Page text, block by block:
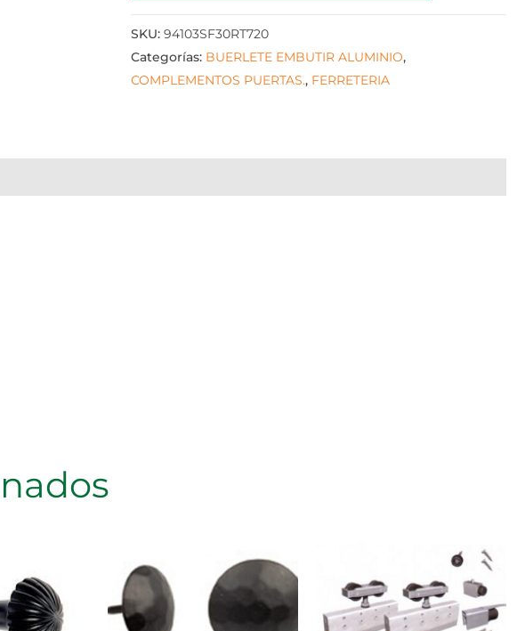
SKU:94103SF30RT720
Categorías: BUERLETE EMBUTIR ALUMINIO,
COMPLEMENTOS PUERTAS., FERRETERIA